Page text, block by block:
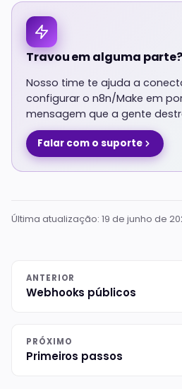
Travou em alguma parte?
Nosso time te ajuda a
configurar o n8n/Make em
mensagem que a gente
Falar com o suporte
Última atualização: 19 de junho de
ANTERIOR
Webhooks públicos
PRÓXIMO
Primeiros passos